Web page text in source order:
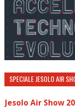
SPECIALE JESOLO AIR
Jesolo Air Show